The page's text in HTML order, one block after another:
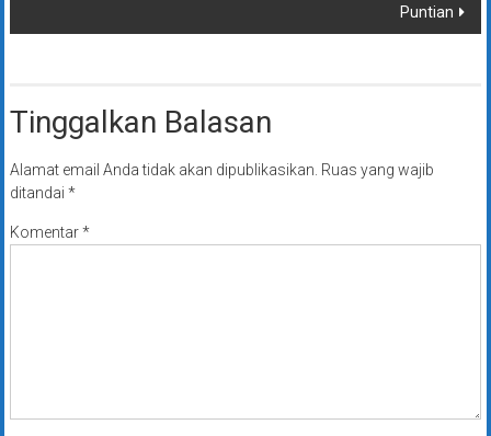
Puntian
Tinggalkan Balasan
Alamat email Anda tidak akan dipublikasikan. Ruas yang wajib
ditandai *
Komentar*